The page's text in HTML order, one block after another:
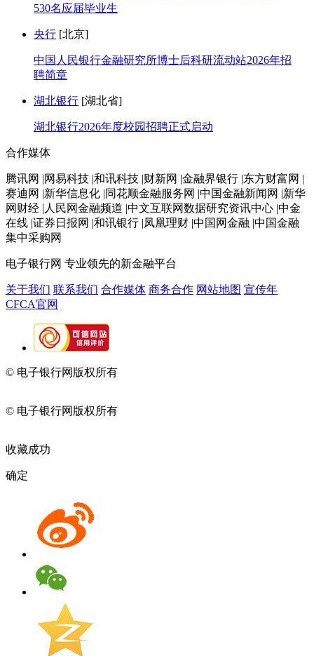
530名应届毕业生
央行 [北京]
中国人民银行金融研究所博士后科研流动站2026年招
聘简章
湖北银行 [湖北省]
湖北银行2026年度校园招聘正式启动
合作媒体
腾讯网 |网易科技 |和讯科技 |财新网 |金融界银行 |东方财富网 |
赛迪网 |新华信息化 |同花顺金融服务网 |中国金融新闻网 |新华
网财经 |人民网金融频道 |中文互联网数据研究资讯中心 |中金
在线 |证券日报网 |和讯银行 |凤凰理财 |中国网金融 |中国金融
集中采购网
电子银行网 专业领先的新金融平台
关于我们 联系我们 合作媒体 商务合作 网站地图 宣传年
CFCA官网
© 电子银行网版权所有
© 电子银行网版权所有
收藏成功
确定